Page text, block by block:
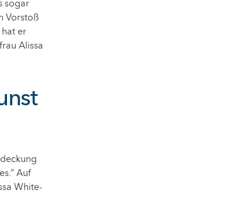
sogar
Vorstoß
er
Alissa
Auf
White-